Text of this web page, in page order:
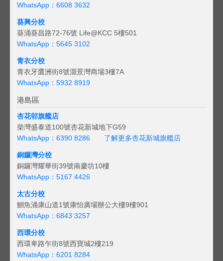
WhatsApp：6608 3632
葵興分校
葵涌葵昌路72-76號 Life@KCC 5樓501
WhatsApp：5645 3102
青衣分校
青衣牙鷹洲街8號灝景灣商場3樓7A
WhatsApp：5932 8919
港島區
杏花邨旗艦店
柴灣盛泰道100號杏花新城地下G59
WhatsApp：6390 8286
了解更多杏花新城旗艦店
銅鑼灣分校
銅鑼灣耀華街39號南慶坊10樓
WhatsApp：5167 4426
太古分校
鰂魚涌康山道1號康怡廣場辦公大樓9樓901
WhatsApp：6843 3257
西環分校
西環卑路乍街8號西寶城2樓219
WhatsApp：6201 8284